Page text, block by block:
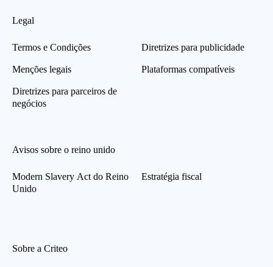
Legal
Termos e Condições
Menções legais
Diretrizes para parceiros de
negócios
Diretrizes para publicidade
Plataformas compatíveis
Avisos sobre o reino unido
Modern Slavery Act do Reino
Unido
Estratégia fiscal
Sobre a Criteo